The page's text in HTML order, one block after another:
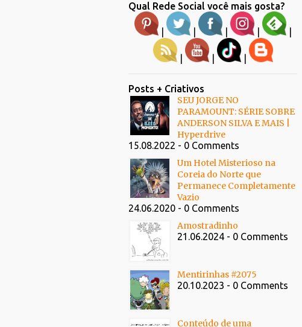
Qual Rede Social você mais gosta?
| | | | |
| | |
Posts + Criativos
SEU JORGE NO
PARAMOUNT: SÉRIE SOBRE
ANDERSON SILVA E MAIS |
Hyperdrive
15.08.2022 - 0 Comments
Um Hotel Misterioso na
Coreia do Norte que
Permanece Completamente
Vazio
24.06.2020 - 0 Comments
Amostradinho
21.06.2024 - 0 Comments
Mentirinhas #2075
20.10.2023 - 0 Comments
Conteúdo de uma